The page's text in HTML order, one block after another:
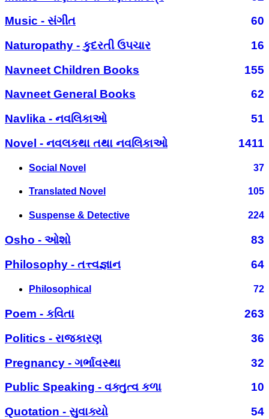
Music - સંગીત
60
Naturopathy - કુદરતી ઉપચાર
16
Navneet Children Books
155
Navneet General Books
62
Navlika - નવલિકાઓ
51
Novel - નવલકથા તથા નવલિકાઓ
1411
Social Novel 37
Translated Novel 105
Suspense & Detective 224
Osho - ઓશો
83
Philosophy - તત્ત્વજ્ઞાન
64
Philosophical 72
Poem - કવિતા
263
Politics - રાજકારણ
36
Pregnancy - ગર્ભાવસ્થા
32
Public Speaking - વક્તુત્વ કળા
10
Quotation - સુવાક્યો
54